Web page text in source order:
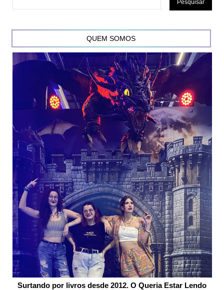
QUEM SOMOS
Surtando por livros desde 2012. O Queria Estar Lendo